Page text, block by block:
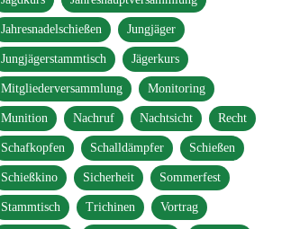
Jahresnadelschießen Jungjäger
Jungjägerstammtisch Jägerkurs
Mitgliederversammlung Monitoring
Munition Nachruf Nachtsicht Recht
Schafkopfen Schalldämpfer Schießen
Schießkino Sicherheit Sommerfest
Stammtisch Trichinen Vortrag